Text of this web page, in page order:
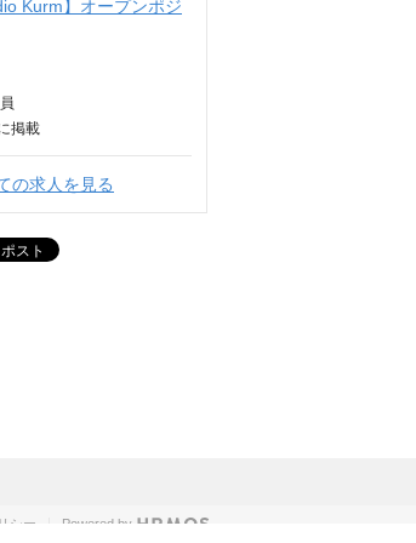
Kurm】オープンポジ
掲載
の求人を見る
シー Powered by